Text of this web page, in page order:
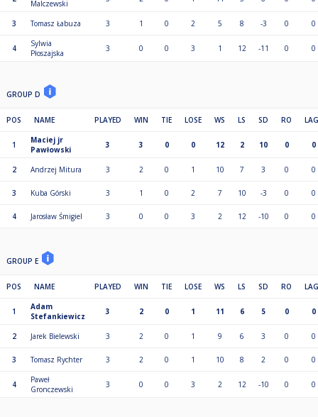
Malczewski
3 Tomasz Łabuza 3 1 0 2 5 8 -3 0 0
4
Sylwia
Płoszajska
3 0 0 3 1 12 -11 0 0
GROUP D
POS NAME PLAYED WIN TIE LOSE WS LS SD RO
1
Maciej jr
Pawłowski
3 3 0 0 12 2 10 0 0
2 Andrzej Mitura 3 2 0 1 10 7 3 0 0
3 Kuba Górski 3 1 0 2 7 10 -3 0 0
4 Jarosław Śmigiel 3 0 0 3 2 12 -10 0 0
GROUP E
POS NAME PLAYED WIN TIE LOSE WS LS SD RO
1
Adam
Stefankiewicz
3 2 0 1 11 6 5 0 0
2 Jarek Bielewski 3 2 0 1 9 6 3 0 0
3 Tomasz Rychter 3 2 0 1 10 8 2 0 0
4
Paweł
Gronczewski
3 0 0 3 2 12 -10 0 0